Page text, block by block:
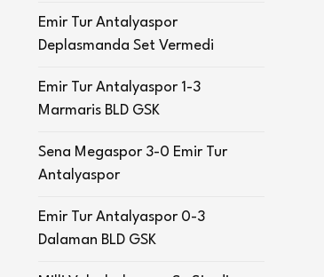
Emir Tur Antalyaspor
Deplasmanda Set Vermedi
Emir Tur Antalyaspor 1-3
Marmaris BLD GSK
Sena Megaspor 3-0 Emir Tur
Antalyaspor
Emir Tur Antalyaspor 0-3
Dalaman BLD GSK